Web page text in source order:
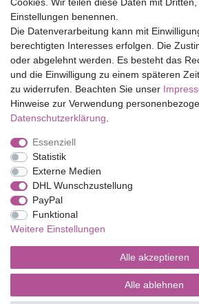
Eduplay
Folia Bringmann
Shop
Mein Konto
Service
Versandkosten
Impressum
Barrierefreiheitserklärung
Einstellungen benennen.
Die Datenverarbeitung kann mit
berechtigten Interesses erfolgen. Die
oder abgelehnt werden. Es besteht das
und die Einwilligung zu einem späteren
zu widerrufen. Beachten Sie unser
Hinweise zur Verwendung
Daten­schutz­erklärung
Essenziell
Statistik
Externe Medien
DHL Wunschzustellung
PayPal
Funktional
Weitere Einstellungen
Alle akzeptieren
Alle ablehnen